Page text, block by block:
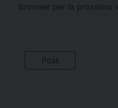
browser per la prossima